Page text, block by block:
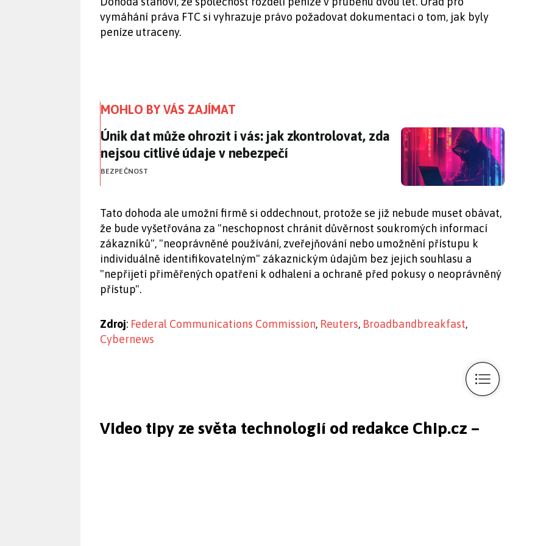
vymáhání práva FTC si vyhrazuje právo požadovat dokumentaci o tom, jak byly
peníze utraceny.
MOHLO BY VÁS ZAJÍMAT
Únik dat může ohrozit i vás: jak zkontrolovat, zda nejsou citlivé údaje v
Únik dat může ohrozit i vás: jak zkontrolovat, zda
nejsou citlivé údaje v nebezpečí
BEZPEČNOST
Tato dohoda ale umožní firmě si oddechnout, protože se již nebude muset obávat,
že bude vyšetřována za "neschopnost chránit důvěrnost soukromých informací
zákazníků", "neoprávněné používání, zveřejňování nebo umožnění přístupu k
individuálně identifikovatelným" zákaznickým údajům bez jejich souhlasu a
"nepřijetí přiměřených opatření k odhalení a ochraně před pokusy o neoprávněný
přístup".
Zdroj: Federal Communications Commission, Reuters, Broadbandbreakfast,
Cybernews
Video tipy ze světa technologií od redakce Chip.cz –